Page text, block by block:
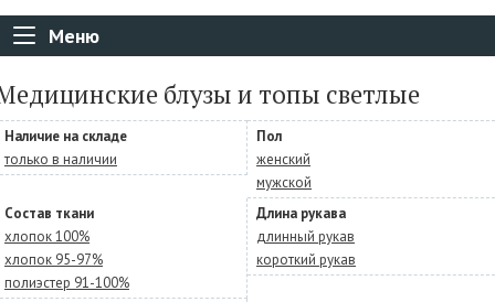
Меню
блузы и топы светлые
Наличие на складе
только в наличии
Пол
женский
мужской
Состав ткани
хлопок 100%
хлопок 95-97%
полиэстер 91-100%
Длина рукава
длинный рукав
короткий рукав